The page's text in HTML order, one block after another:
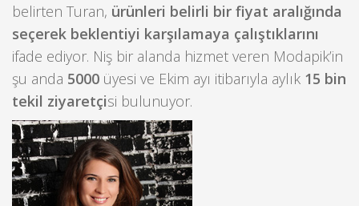
belirten Turan, ürünleri belirli bir fiyat aralığında
seçerek beklentiyi karşılamaya çalıştıklarını
ifade ediyor. Niş bir alanda hizmet veren Modapik’in
şu anda 5000 üyesi ve Ekim ayı itibarıyla aylık 15 bin
tekil ziyaretçisi bulunuyor.